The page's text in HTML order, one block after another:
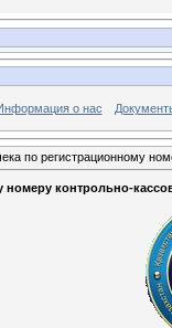
о нас
по регистрационному
номеру контрольно-